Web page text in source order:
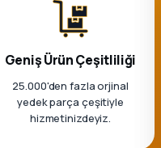
Geniş Ürün Çeşitliliği
25.000'den fazla orjinal
yedek parça çeşitiyle
hizmetinizdeyiz.